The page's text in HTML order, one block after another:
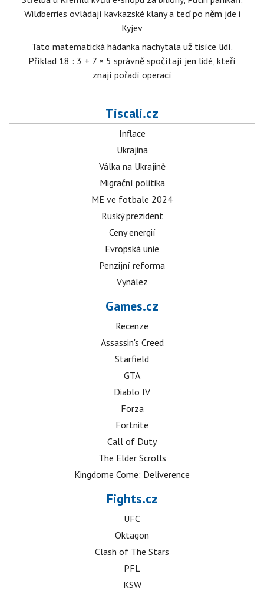
Wildberries ovládají kavkazské klany a teď po něm jde i
Kyjev
Tato matematická hádanka nachytala už tisíce lidí.
Příklad 18 : 3 + 7 × 5 správně spočítají jen lidé, kteří
znají pořadí operací
Tiscali.cz
Inflace
Ukrajina
Válka na Ukrajině
Migrační politika
ME ve fotbale 2024
Ruský prezident
Ceny energií
Evropská unie
Penzijní reforma
Vynález
Games.cz
Recenze
Assassin's Creed
Starfield
GTA
Diablo IV
Forza
Fortnite
Call of Duty
The Elder Scrolls
Kingdome Come: Deliverence
Fights.cz
UFC
Oktagon
Clash of The Stars
PFL
KSW